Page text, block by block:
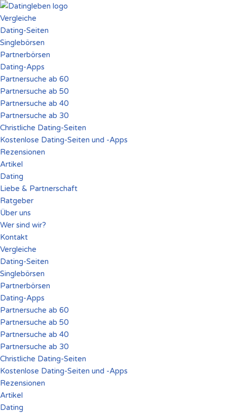
Zum
Inhalt
springen
Vergleiche
Dating-Seiten
Singlebörsen
Partnerbörsen
Dating-Apps
Partnersuche ab 60
Partnersuche ab 50
Partnersuche ab 40
Partnersuche ab 30
Christliche Dating-Seiten
Kostenlose Dating-Seiten und -Apps
Rezensionen
Artikel
Dating
Liebe & Partnerschaft
Ratgeber
Über uns
Wer sind wir?
Kontakt
Vergleiche
Dating-Seiten
Singlebörsen
Partnerbörsen
Dating-Apps
Partnersuche ab 60
Partnersuche ab 50
Partnersuche ab 40
Partnersuche ab 30
Christliche Dating-Seiten
Kostenlose Dating-Seiten und -Apps
Rezensionen
Artikel
Dating